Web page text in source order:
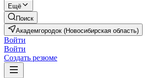
Ещё
Поиск
Академгородок (Новосибирская область)
Войти
Войти
Создать резюме